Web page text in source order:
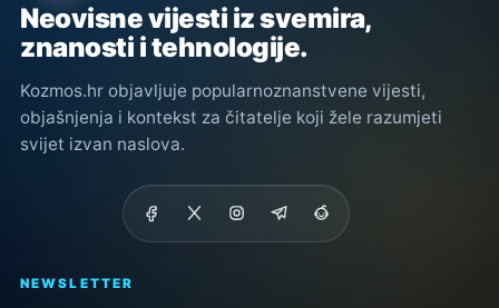
Neovisne vijesti iz svemira,
znanosti i tehnologije.
Kozmos.hr objavljuje popularnoznanstvene vijesti,
objašnjenja i kontekst za čitatelje koji žele razumjeti
svijet izvan naslova.
NEWSLETTER